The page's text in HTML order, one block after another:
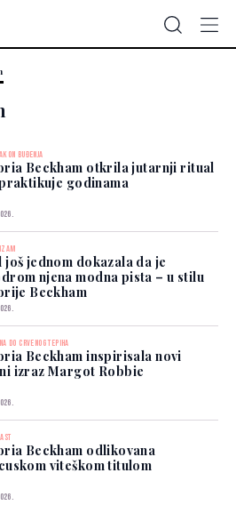
BUĐENJA
Beckham otkrila jutarnji ritual
godinama
još jednom dokazala da je
njena modna pista – u stilu
Beckham
DO CRVENOG TEPIHA
Beckham inspirisala novi
izraz Margot Robbie
Beckham odlikovana
viteškom titulom